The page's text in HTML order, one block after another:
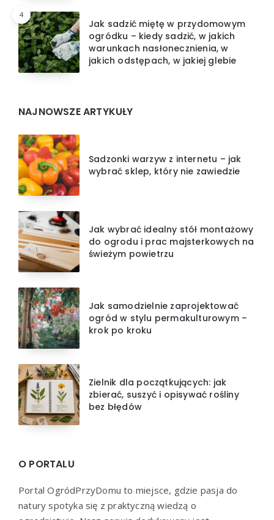
4
Jak sadzić miętę w przydomowym
ogródku – kiedy sadzić, w jakich
warunkach nasłonecznienia, w
jakich odstępach, w jakiej glebie
NAJNOWSZE ARTYKUŁY
Sadzonki warzyw z internetu – jak
wybrać sklep, który nie zawiedzie
Jak wybrać idealny stół montażowy
do ogrodu i prac majsterkowych na
świeżym powietrzu
Jak samodzielnie zaprojektować
ogród w stylu permakulturowym –
krok po kroku
Zielnik dla początkujących: jak
zbierać, suszyć i opisywać rośliny
bez błędów
O PORTALU
Portal OgródPrzyDomu to miejsce, gdzie pasja do
natury spotyka się z praktyczną wiedzą o